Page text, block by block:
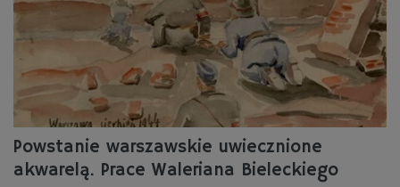
Powstanie warszawskie uwiecznione
akwarelą. Prace Waleriana Bieleckiego